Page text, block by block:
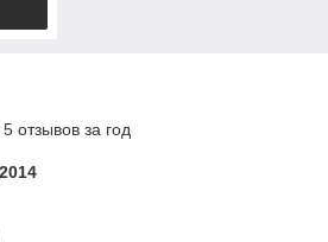
отзывов за год